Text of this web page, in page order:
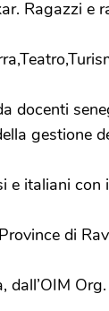
Ragazzi e
docenti
gestione
e italiani con
di
dall’OIM